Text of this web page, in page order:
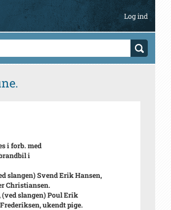
Log ind
i forb. med
i
slangen) Svend Erik Hansen,
Christiansen.
slangen) Poul Erik
ukendt pige.